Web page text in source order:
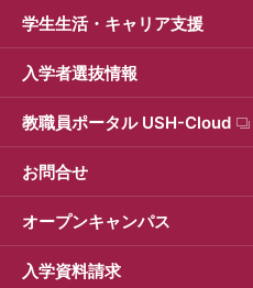
学生生活・キャリア支援
入学者選抜情報
教職員ポータル USH-Cloud
お問合せ
オープンキャンパス
入学資料請求